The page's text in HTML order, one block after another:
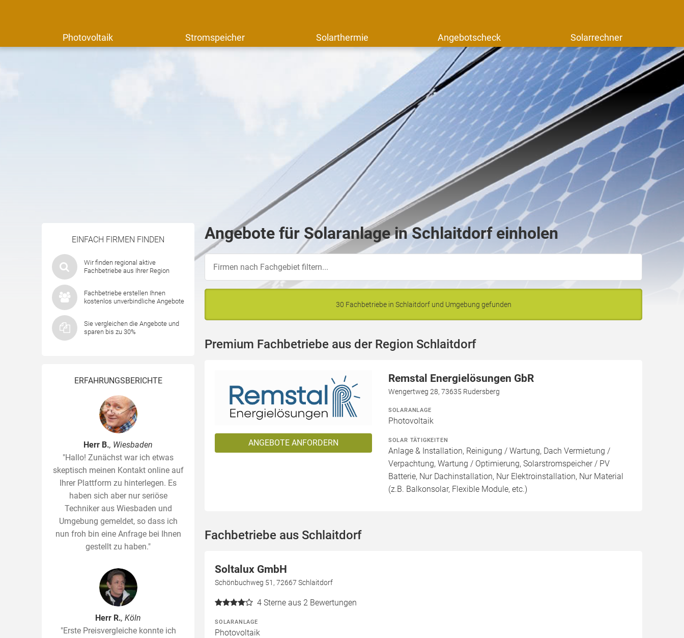
Photovoltaik Stromspeicher Solarthermie Angebotscheck Solarrechner
EINFACH FIRMEN FINDEN
Wir finden regional aktive
Fachbetriebe aus Ihrer Region
Fachbetriebe erstellen Ihnen
kostenlos unverbindliche Angebote
Sie vergleichen die Angebote und
sparen bis zu 30%
ERFAHRUNGSBERICHTE
Herr B., Wiesbaden
"Hallo! Zunächst war ich etwas
skeptisch meinen Kontakt online auf
Ihrer Plattform zu hinterlegen. Es
haben sich aber nur seriöse
Techniker aus Wiesbaden und
Umgebung gemeldet, so dass ich
nun froh bin eine Anfrage bei Ihnen
gestellt zu haben."
Herr R., Köln
"Erste Preisvergleiche konnte ich
Angebote für Solaranlage in Schlaitdorf einholen
30 Fachbetriebe in Schlaitdorf und Umgebung gefunden
Premium Fachbetriebe aus der Region Schlaitdorf
ANGEBOTE ANFORDERN
Remstal Energielösungen GbR
Wengertweg 28, 73635 Rudersberg
SOLARANLAGE
Photovoltaik
SOLAR TÄTIGKEITEN
Anlage & Installation, Reinigung / Wartung, Dach Vermietung /
Verpachtung, Wartung / Optimierung, Solarstromspeicher / PV
Batterie, Nur Dachinstallation, Nur Elektroinstallation, Nur Material
(z.B. Balkonsolar, Flexible Module, etc.)
Fachbetriebe aus Schlaitdorf
Soltalux GmbH
Schönbuchweg 51, 72667 Schlaitdorf
4 Sterne aus 2 Bewertungen
SOLARANLAGE
Photovoltaik